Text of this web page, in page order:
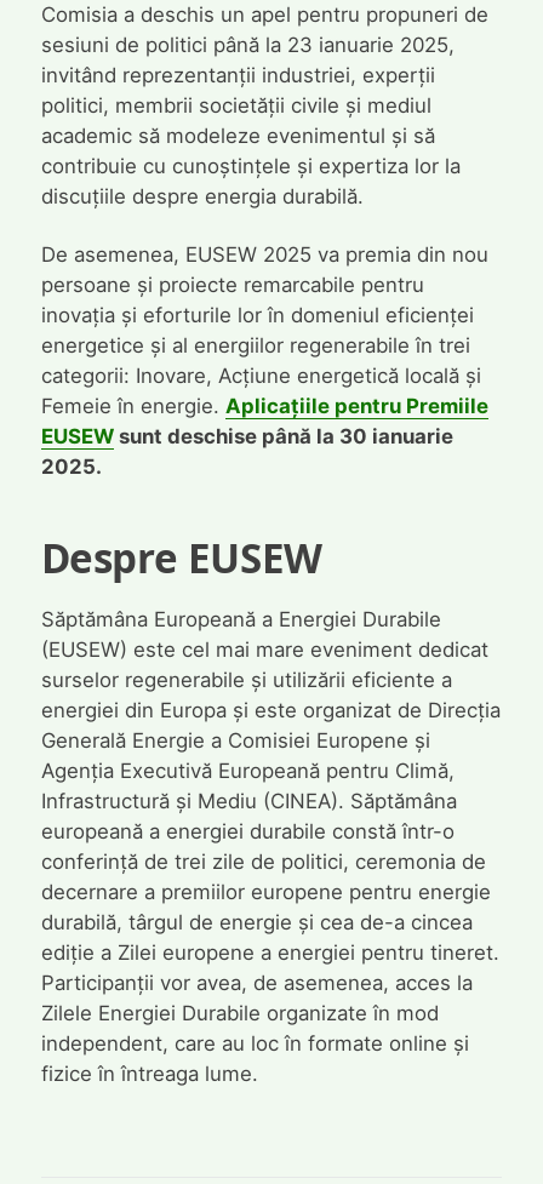
Comisia a deschis un apel pentru propuneri de
sesiuni de politici până la 23 ianuarie 2025,
invitând reprezentanții industriei, experții
politici, membrii societății civile și mediul
academic să modeleze evenimentul și să
contribuie cu cunoștințele și expertiza lor la
discuțiile despre energia durabilă.
De asemenea, EUSEW 2025 va premia din nou
persoane și proiecte remarcabile pentru
inovația și eforturile lor în domeniul eficienței
energetice și al energiilor regenerabile în trei
categorii: Inovare, Acțiune energetică locală și
Femeie în energie. Aplicațiile pentru Premiile
EUSEWsunt deschise până la 30 ianuarie
2025.
Despre EUSEW
Săptămâna Europeană a Energiei Durabile
(EUSEW) este cel mai mare eveniment dedicat
surselor regenerabile și utilizării eficiente a
energiei din Europa și este organizat de Direcția
Generală Energie a Comisiei Europene și
Agenția Executivă Europeană pentru Climă,
Infrastructură și Mediu (CINEA). Săptămâna
europeană a energiei durabile constă într-o
conferință de trei zile de politici, ceremonia de
decernare a premiilor europene pentru energie
durabilă, târgul de energie și cea de-a cincea
ediție a Zilei europene a energiei pentru tineret.
Participanții vor avea, de asemenea, acces la
Zilele Energiei Durabile organizate în mod
independent, care au loc în formate online și
fizice în întreaga lume.